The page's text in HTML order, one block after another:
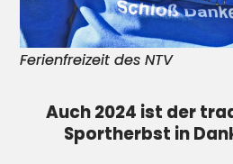
Ferienfreizeit des NTV
Auch 2024 ist der
Sportherbst in